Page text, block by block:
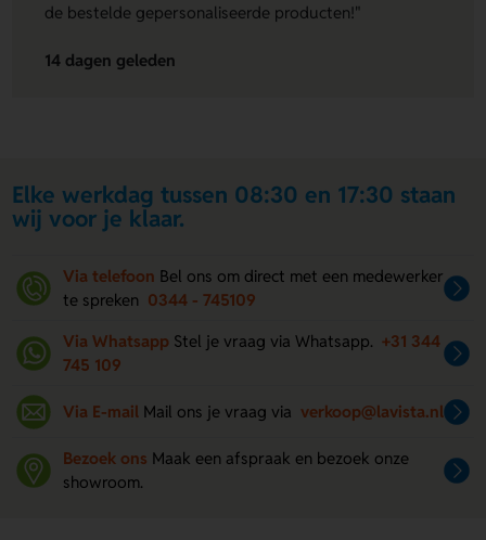
de bestelde gepersonaliseerde producten!"
14 dagen geleden
Elke werkdag tussen 08:30 en 17:30 staan
wij voor je klaar.
Via telefoon Bel ons om direct met een medewerker
te spreken 0344 - 745109
Via Whatsapp Stel je vraag via Whatsapp. +31 344
745 109
Via E-mail Mail ons je vraag via verkoop@lavista.nl
Bezoek ons Maak een afspraak en bezoek onze
showroom.